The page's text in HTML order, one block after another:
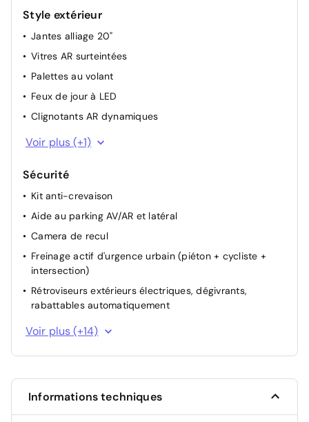
Sellerie mixte tissu carbone / alcantara avec
surpiqûres bleues
Style extérieur
Jantes alliage 20"
Vitres AR surteintées
Palettes au volant
Feux de jour à LED
Clignotants AR dynamiques
Barres de toit longitudinales
Voir plus (+1)
Sécurité
Kit anti-crevaison
Aide au parking AV/AR et latéral
Camera de recul
Freinage actif d'urgence urbain (piéton + cycliste +
intersection)
Rétroviseurs extérieurs électriques, dégivrants,
rabattables automatiquement
Alerte franchissement de ligne et assistant maintien
dans la voie
Système de surveillance de l'attention du conducteur
Aide au freinage d'urgence
ABS avec aide au freinage d'urgence
Voir plus (+14)
Informations techniques